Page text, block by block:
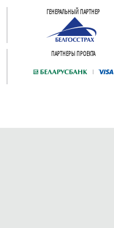
ГЕНЕРАЛЬНЫЙ ПАРТНЕР
ПАРТНЕРЫ ПРОЕКТА